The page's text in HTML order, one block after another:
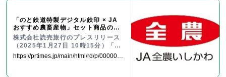
「のと鉄道特製デジタル鉄印 × JA
おすすめ農畜産物」セット商品の販
売について
株式会社読売旅行のプレスリリース
（2025年1月27日 10時15分）「の
と鉄道特製デジタル鉄印 × JAおす
https://prtimes.jp/main/html/rd/p/0000000